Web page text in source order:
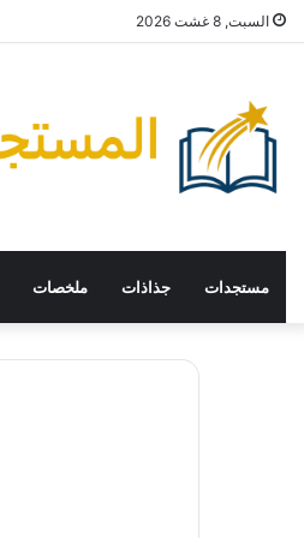
السبت, 8 غشت 2026
مستجدات جذاذات ملخصات